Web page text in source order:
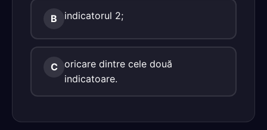
B indicatorul 2;
C oricare dintre cele două
indicatoare.